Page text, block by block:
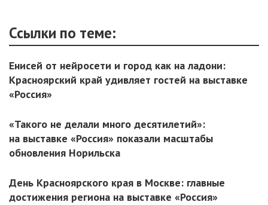
Ссылки по теме:
Енисей от нейросети и город как на ладони:
Красноярский край удивляет гостей на выставке
«Россия»
«Такого не делали много десятилетий»:
на выставке «Россия» показали масштабы
обновления Норильска
День Красноярского края в Москве: главные
достижения региона на выставке «Россия»